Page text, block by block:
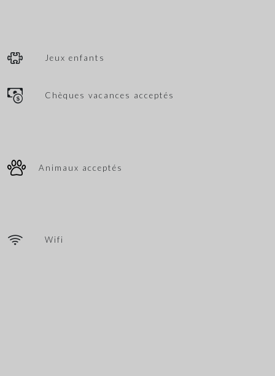
Jeux enfants
Chèques vacances acceptés
Animaux acceptés
Wifi